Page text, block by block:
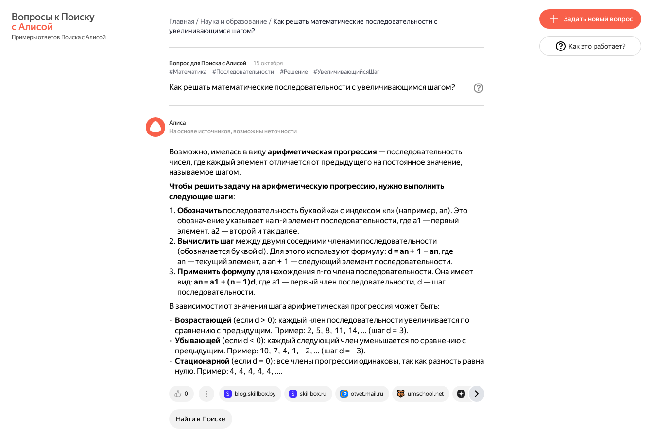
с Алисой
Примеры ответов Поиска с Алисой
Главная/ Наука и образование / Как решать математические последовательности с
увеличивающимся шагом?
Вопрос для Поиска с Алисой
15 октября
#Математика
#Последовательности #Решение #УвеличивающийсяШаг
Как решать математические последовательности с увеличивающимся шагом?
Алиса
На основе источников, возможны неточности
Возможно, имелась в виду арифметическая прогрессия — последовательность
чисел, где каждый элемент отличается от предыдущего на постоянное значение,
называемое шагом.
Чтобы решить задачу на арифметическую прогрессию, нужно выполнить
следующие шаги:
Обозначитьпоследовательность буквой «a» с индексом «n» (например, an). Это
обозначение указывает на n-й элемент последовательности, где a1 — первый
элемент, a2 — второй и так далее.
Вычислить шагмежду двумя соседними членами последовательности
(обозначается буквой d). Для этого используют формулу: d = an + 1 − an, где
an — текущий элемент, а an + 1 — следующий элемент последовательности.
Применить формулудля нахождения n-го члена последовательности. Она имеет
вид: an = a1 + (n − 1)d, где a1 — первый член последовательности, d — шаг
последовательности.
В зависимости от значения шага арифметическая прогрессия может быть:
Возрастающей (если d > 0): каждый член последовательности увеличивается по
сравнению с предыдущим. Пример: 2, 5, 8, 11, 14, … (шаг d = 3).
Убывающей (если d < 0): каждый следующий член уменьшается по сравнению с
предыдущим. Пример: 10, 7, 4, 1, −2, … (шаг d = −3).
Стационарной (если d = 0): все члены прогрессии одинаковы, так как разность равна
нулю. Пример: 4, 4, 4, 4, 4, ….
0 blog.skillbox.by skillbox.ru otvet.mail.ru umschool.net dzen.ru
Найти в Поиске
Задать новый вопрос
Как это работает?